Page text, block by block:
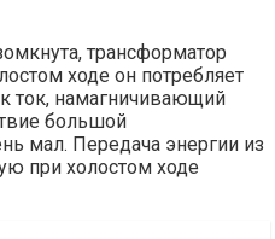
трансформатор
ходе он потребляет
ток, намагничивающий
большой
мал. Передача энергии из
при холостом ходе